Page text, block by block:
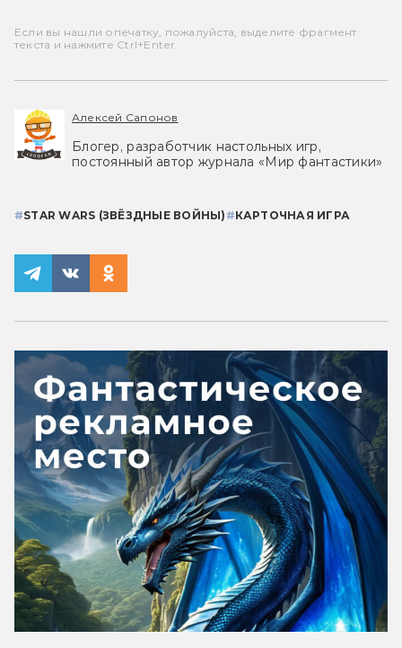
Если вы нашли опечатку, пожалуйста, выделите фрагмент
текста и нажмите Ctrl+Enter.
Алексей Сапонов
Блогер, разработчик настольных игр,
постоянный автор журнала «Мир фантастики»
#STAR WARS (ЗВЁЗДНЫЕ ВОЙНЫ) #КАРТОЧНАЯ ИГРА